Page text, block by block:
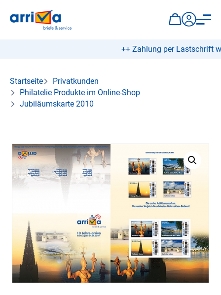
++ Zahlung per Lastschrift
Startseite
Privatkunden
Philatelie Produkte im Online-Shop
Jubiläumskarte 2010